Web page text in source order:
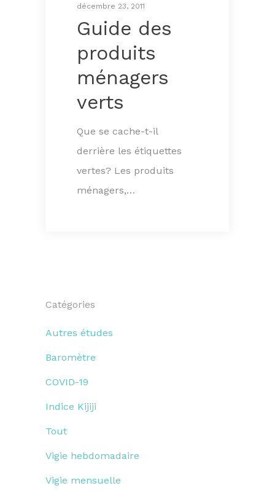
décembre 23, 2011
Guide des
produits
ménagers
verts
Que se cache-t-il
derrière les étiquettes
vertes? Les produits
ménagers,…
Catégories
Autres études
Baromètre
COVID-19
Indice Kijiji
Tout
Vigie hebdomadaire
Vigie mensuelle